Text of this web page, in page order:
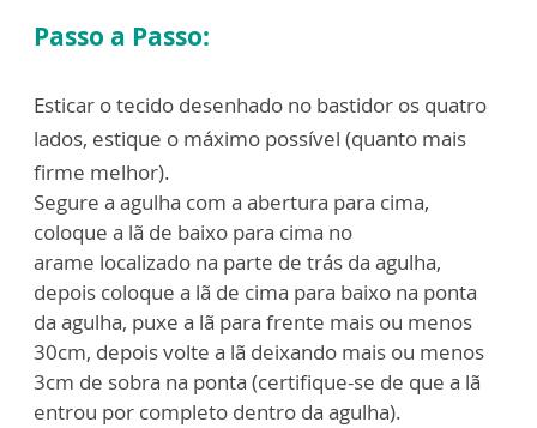
Passo a Passo:
Esticar o tecido desenhado no bastidor os quatro
lados, estique o máximo possível (quanto mais
firme melhor).
Segure a agulha com a abertura para cima,
coloque a lã de baixo para cima no
arame localizado na parte de trás da agulha,
depois coloque a lã de cima para baixo na ponta
da agulha, puxe a lã para frente mais ou menos
30cm, depois volte a lã deixando mais ou menos
3cm de sobra na ponta (certifique-se de que a lã
entrou por completo dentro da agulha).